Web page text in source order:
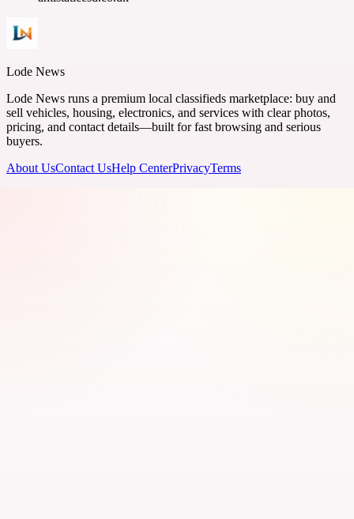
Lode News
Lode News runs a premium local classifieds marketplace: buy and
sell vehicles, housing, electronics, and services with clear photos,
pricing, and contact details—built for fast browsing and serious
buyers.
About UsContact UsHelp CenterPrivacyTerms